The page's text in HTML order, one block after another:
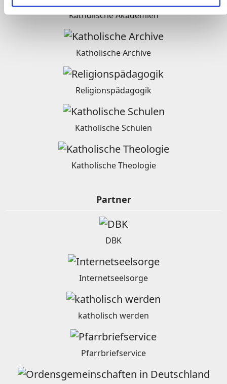
Katholische Akademien
Katholische Archive
Religionspädagogik
Katholische Schulen
Katholische Theologie
Partner
DBK
Internetseelsorge
katholisch werden
Pfarrbriefservice